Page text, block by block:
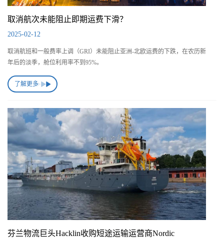
取消航次未能阻止即期运费下滑？
2025-02-12
取消航班和一般费率上调（GRI）未能阻止亚洲-北欧运费的下跌，在农历新
年后的淡季，舱位利用率不到95%。
了解更多
芬兰物流巨头Hacklin收购短途运输运营商Nordic